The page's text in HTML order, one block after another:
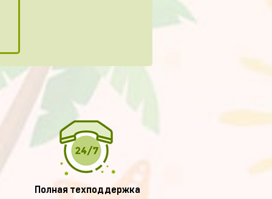
Полная техподдержка